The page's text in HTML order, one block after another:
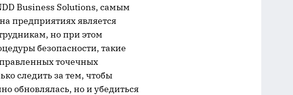
Business Solutions, самым
предприятиях является
но при этом
безопасности, такие
точечных
следить за тем, чтобы
обновлялась, но и убедиться